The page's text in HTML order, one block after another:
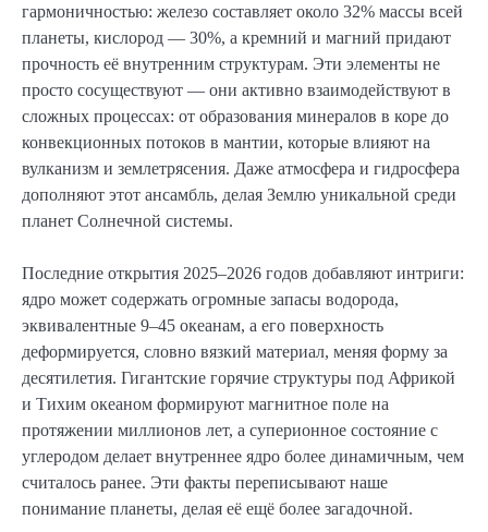
гармоничностью: железо составляет около 32% массы всей
планеты, кислород — 30%, а кремний и магний придают
прочность её внутренним структурам. Эти элементы не
просто сосуществуют — они активно взаимодействуют в
сложных процессах: от образования минералов в коре до
конвекционных потоков в мантии, которые влияют на
вулканизм и землетрясения. Даже атмосфера и гидросфера
дополняют этот ансамбль, делая Землю уникальной среди
планет Солнечной системы.
Последние открытия 2025–2026 годов добавляют интриги:
ядро может содержать огромные запасы водорода,
эквивалентные 9–45 океанам, а его поверхность
деформируется, словно вязкий материал, меняя форму за
десятилетия. Гигантские горячие структуры под Африкой
и Тихим океаном формируют магнитное поле на
протяжении миллионов лет, а суперионное состояние с
углеродом делает внутреннее ядро более динамичным, чем
считалось ранее. Эти факты переписывают наше
понимание планеты, делая её ещё более загадочной.